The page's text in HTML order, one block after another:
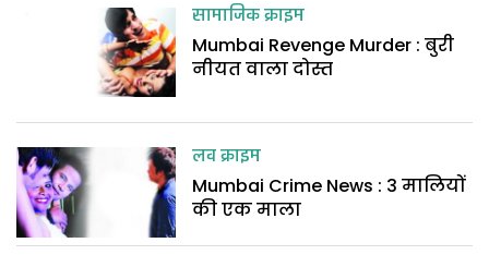
सामाजिक क्राइम
Mumbai Revenge Murder : बुरी
नीयत वाला दोस्त
लव क्राइम
Mumbai Crime News : 3 मालियों
की एक माला